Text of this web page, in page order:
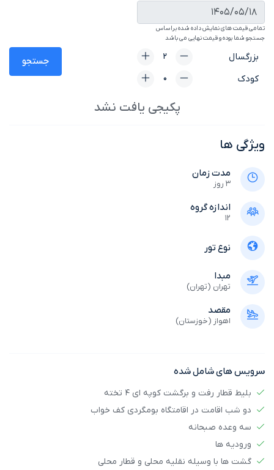
تمامی قیمت های نمایش داده شده براساس
جستجو شما بوده و قیمت نهایی می باشد
بزرگسال
کودک
جستجو
پکیجی یافت نشد
ویژگی ها
مدت زمان
3 روز
اندازه گروه
12
نوع تور
مبدا
تهران (تهران)
مقصد
اهواز (خوزستان)
سرویس های شامل شده
بلیط قطار رفت و برگشت کوپه ای 4 تخته
دو شب اقامت در اقامتگاه بومگردی کف خواب
سه وعده صبحانه
ورودیه ها
گشت ها با وسیله نقلیه محلی و قطار محلی